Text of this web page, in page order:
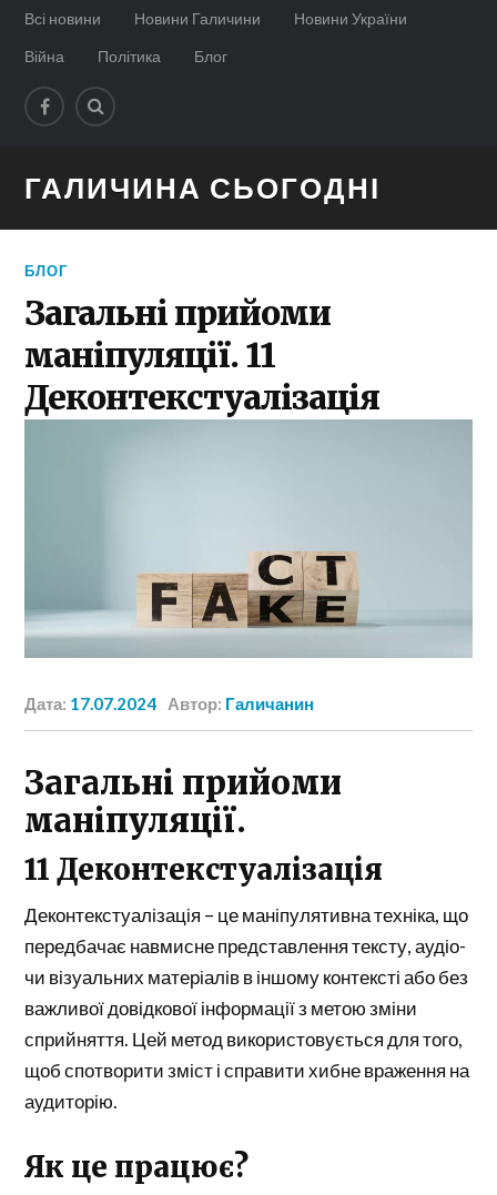
Всі новини Новини Галичини
Новини України
Війна
Політика Блог
ГАЛИЧИНА СЬОГОДНІ
БЛОГ
Загальні прийоми
маніпуляції. 11
Деконтекстуалізація
Дата: 17.07.2024 Автор: Галичанин
Загальні прийоми
маніпуляції.
11 Деконтекстуалізація
Деконтекстуалізація – це маніпулятивна техніка, що
передбачає навмисне представлення тексту, аудіо-
чи візуальних матеріалів в іншому контексті або без
важливої ​​довідкової інформації з метою зміни
сприйняття. Цей метод використовується для того,
щоб спотворити зміст і справити хибне враження на
аудиторію.
Як це працює?